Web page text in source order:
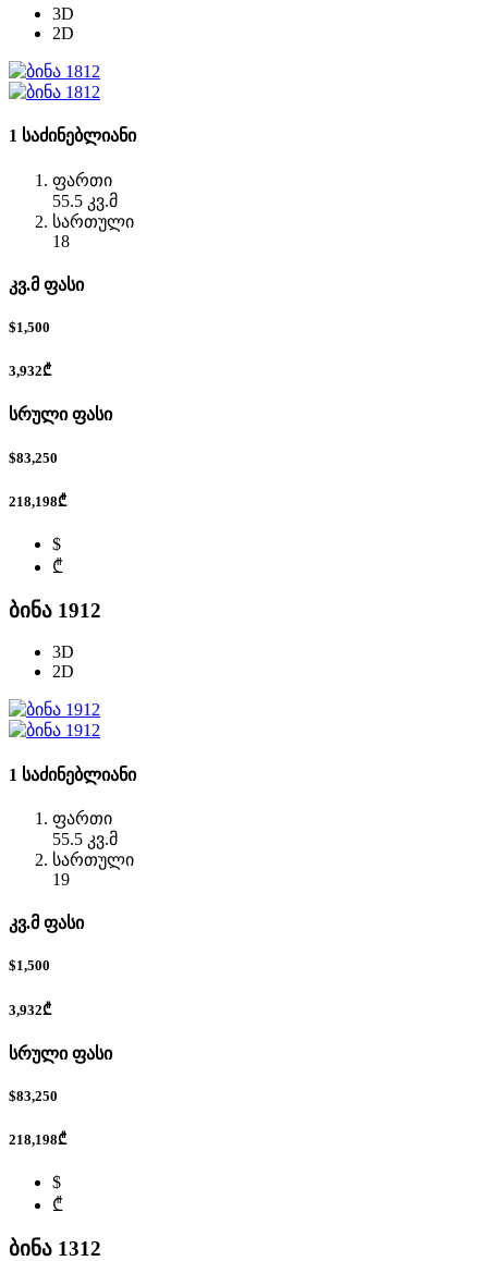
3D
2D
1 საძინებლიანი
ფართი
55.5 კვ.მ
სართული
18
კვ.მ ფასი
$1,500
3,932₾
სრული ფასი
$83,250
218,198₾
$
₾
ბინა 1912
3D
2D
1 საძინებლიანი
ფართი
55.5 კვ.მ
სართული
19
კვ.მ ფასი
$1,500
3,932₾
სრული ფასი
$83,250
218,198₾
$
₾
ბინა 1312